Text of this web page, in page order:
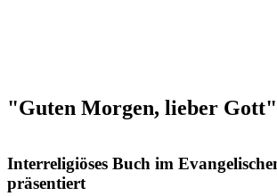
"Guten Morgen, lieber Gott"
Interreligiöses Buch im
präsentiert